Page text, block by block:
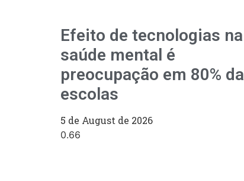
Efeito de tecnologias na
saúde mental é
preocupação em 80% da
escolas
5 de August de 2026